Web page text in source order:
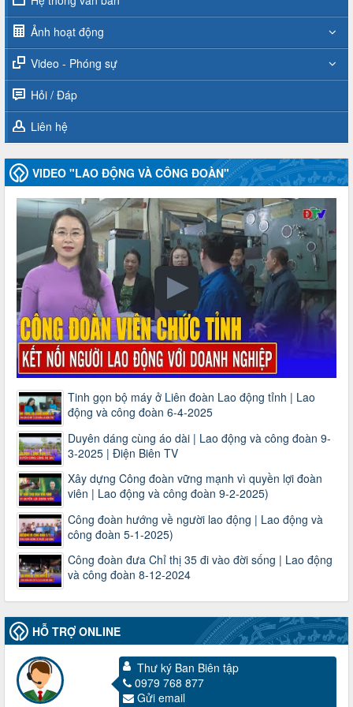
Ảnh hoạt động
Video - Phóng sự
Hỏi / Đáp
Liên hệ
VIDEO "LAO ĐỘNG VÀ CÔNG ĐOÀN"
Tinh gọn bộ máy ở Liên đoàn Lao động tỉnh | Lao
động và công đoàn 6-4-2025
Duyên dáng cùng áo dài | Lao động và công đoàn 9-
3-2025 | Điện Biên TV
Xây dựng Công đoàn vững mạnh vì quyền lợi đoàn
viên | Lao động và công đoàn 9-2-2025)
Công đoàn hướng về người lao động | Lao động và
công đoàn 5-1-2025)
Công đoàn đưa Chỉ thị 35 đi vào đời sống | Lao động
và công đoàn 8-12-2024
HỖ TRỢ ONLINE
Thư ký Ban Biên tập
0979 768 877
Gửi email